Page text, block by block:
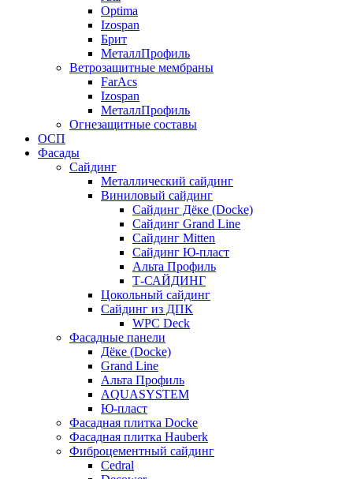
Optima
Izospan
Брит
МеталлПрофиль
Ветрозащитные мембраны
FarAcs
Izospan
МеталлПрофиль
Огнезащитные составы
ОСП
Фасады
Сайдинг
Металлический сайдинг
Виниловый сайдинг
Сайдинг Дёке (Docke)
Сайдинг Grand Line
Сайдинг Mitten
Сайдинг Ю-пласт
Альта Профиль
Т-САЙДИНГ
Цокольный сайдинг
Сайдинг из ДПК
WPC Deck
Фасадные панели
Дёке (Docke)
Grand Line
Альта Профиль
AQUASYSTEM
Ю-пласт
Фасадная плитка Docke
Фасадная плитка Hauberk
Фиброцементный сайдинг
Cedral